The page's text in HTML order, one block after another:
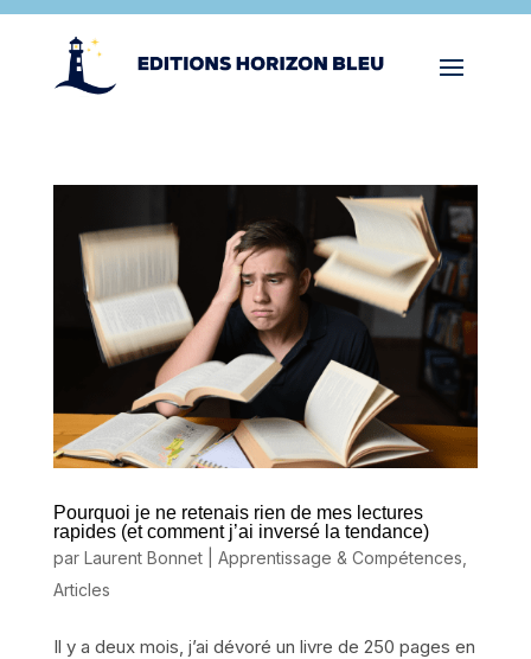
Pourquoi je ne retenais rien de mes lectures
rapides (et comment j’ai inversé la tendance)
par Laurent Bonnet| Apprentissage & Compétences
Articles
Il y a deux mois, j’ai dévoré un livre de 250 pages en